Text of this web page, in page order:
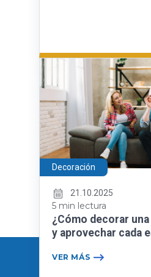
Decoración
21.10.2025
5 min lectura
¿Cómo decorar
y aprovechar cada
VER MÁS